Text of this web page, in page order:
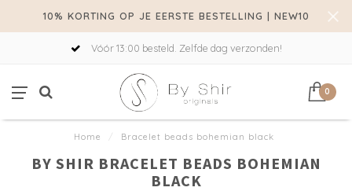
10% KORTING OP JE EERSTE BESTELLING | NEW10
Vóór 13:00 besteld. Zelfde dag verzonden!
0
Home / Bracelet beads bohemian black
BY SHIR BRACELET BEADS BOHEMIAN
BLACK